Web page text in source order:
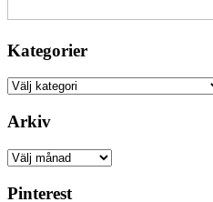
Kategorier
Kategorier
Arkiv
Arkiv
Pinterest